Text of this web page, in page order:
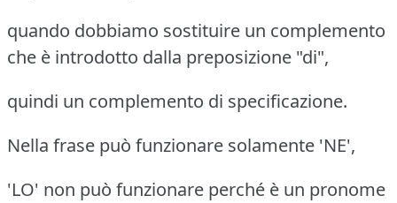
quando dobbiamo sostituire un complemento
che è introdotto dalla preposizione "di",
quindi un complemento di specificazione.
Nella frase può funzionare solamente 'NE',
'LO' non può funzionare perché è un pronome